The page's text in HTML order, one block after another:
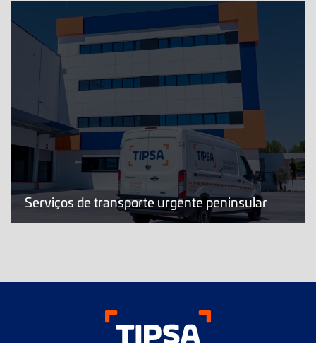
Serviços de transporte urgente peninsular